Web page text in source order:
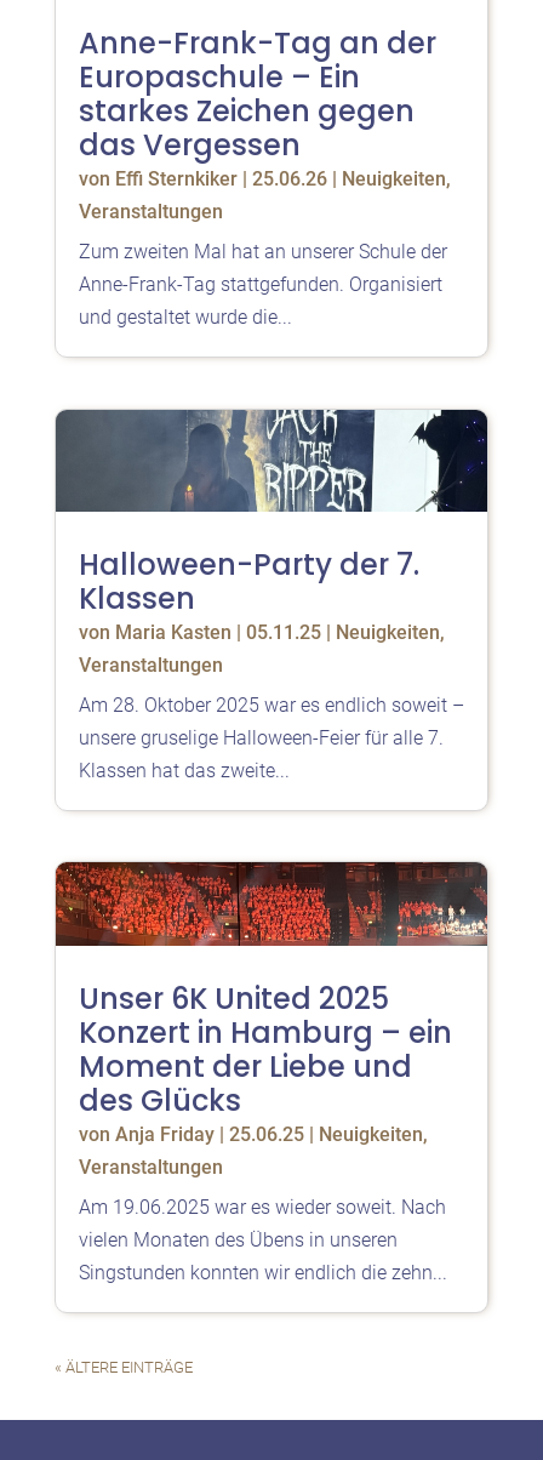
Anne-Frank-Tag an der
Europaschule – Ein
starkes Zeichen gegen
das Vergessen
von Effi Sternkiker| 25.06.26| Neuigkeiten,
Veranstaltungen
Zum zweiten Mal hat an unserer Schule der
Anne-Frank-Tag stattgefunden. Organisiert
und gestaltet wurde die...
Halloween-Party der 7.
Klassen
von Maria Kasten | 05.11.25| Neuigkeiten,
Veranstaltungen
Am 28. Oktober 2025 war es endlich soweit –
unsere gruselige Halloween-Feier für alle 7.
Klassen hat das zweite...
Unser 6K United 2025
Konzert in Hamburg – ein
Moment der Liebe und
des Glücks
von Anja Friday| 25.06.25| Neuigkeiten,
Veranstaltungen
Am 19.06.2025 war es wieder soweit. Nach
vielen Monaten des Übens in unseren
Singstunden konnten wir endlich die zehn...
« ÄLTERE EINTRÄGE